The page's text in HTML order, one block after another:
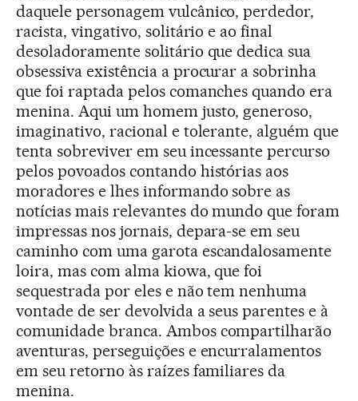
daquele personagem vulcânico, perdedor,
racista, vingativo, solitário e ao final
desoladoramente solitário que dedica sua
obsessiva existência a procurar a sobrinha
que foi raptada pelos comanches quando era
menina. Aqui um homem justo, generoso,
imaginativo, racional e tolerante, alguém que
tenta sobreviver em seu incessante percurso
pelos povoados contando histórias aos
moradores e lhes informando sobre as
notícias mais relevantes do mundo que foram
impressas nos jornais, depara-se em seu
caminho com uma garota escandalosamente
loira, mas com alma kiowa, que foi
sequestrada por eles e não tem nenhuma
vontade de ser devolvida a seus parentes e à
comunidade branca. Ambos compartilharão
aventuras, perseguições e encurralamentos
em seu retorno às raízes familiares da
menina.